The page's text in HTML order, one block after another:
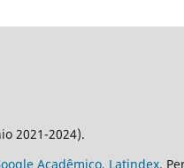
2021-2024).
Acadêmico, Latindex,